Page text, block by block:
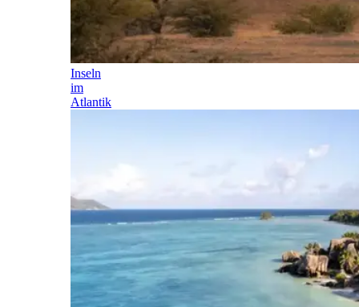
Inseln
im
Atlantik